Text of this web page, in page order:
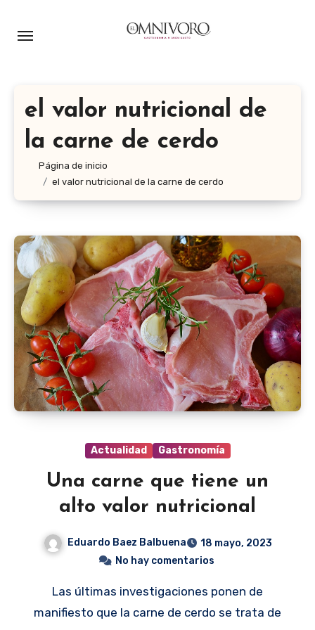
el valor nutricional de
la carne de cerdo
Página de inicio
el valor nutricional de la carne de cerdo
Actualidad Gastronomía
Una carne que tiene un
alto valor nutricional
Eduardo Baez Balbuena
18 mayo, 2023
No hay comentarios
Las últimas investigaciones ponen de
manifiesto que la carne de cerdo se trata de